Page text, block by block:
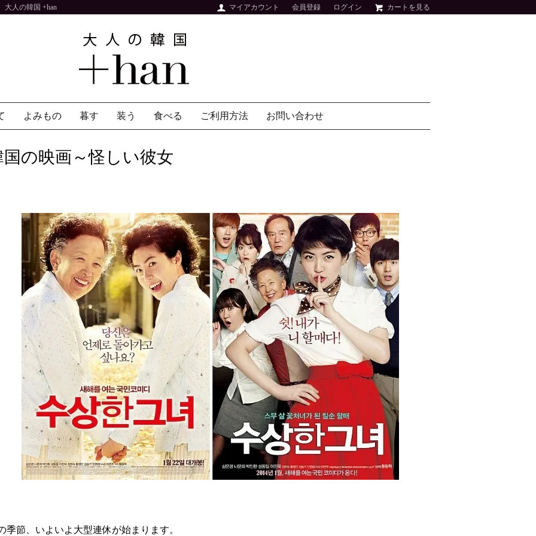
人の韓国 +han マイアカウント 会員登録 ログイン カートを見る
よみもの 暮す 装う 食べる ご利用方法 お問い合わせ
国の映画～怪しい彼女
季節、いよいよ大型連休が始まります。